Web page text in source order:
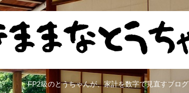
FP2級のとうちゃんが、家計を数字で見直すブログ